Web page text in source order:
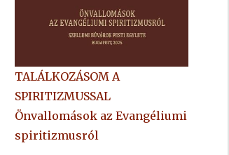
TALÁLKOZÁSOM A
SPIRITIZMUSSAL
Önvallomások az Evangéliumi
spiritizmusról